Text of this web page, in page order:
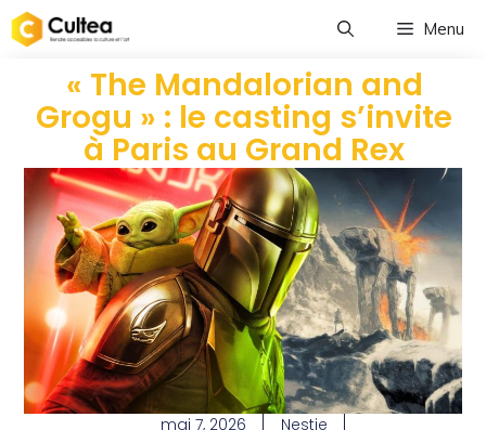
Menu
« The Mandalorian and
Grogu » : le casting s’invite
à Paris au Grand Rex
mai 7, 2026
Nestie